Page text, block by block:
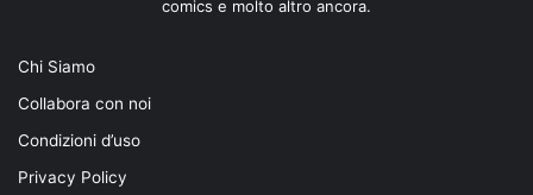
comics e molto altro ancora.
Chi Siamo
Collabora con noi
Condizioni d’uso
Privacy Policy